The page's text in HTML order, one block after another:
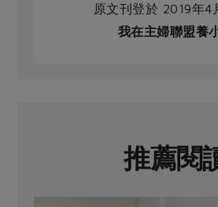
原文刊登於 2019年4
我在主婦聯盟養
推薦閱